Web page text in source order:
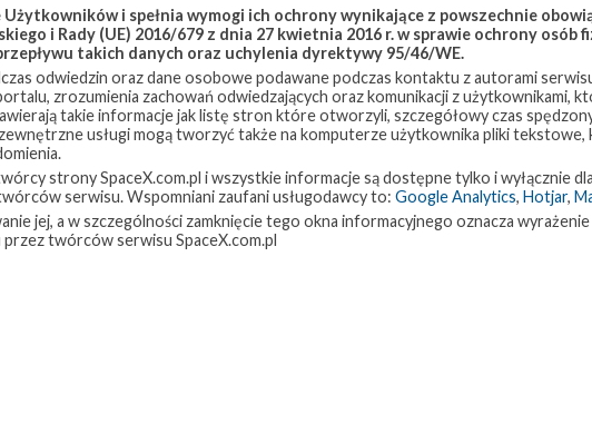
testu statycznego dobiega końca. Stwierdził, że
testu systemu ewakuacji w czasie lotu w październiku lub listopadzie.
uda się przeprowadzić pierwszy załogowy lot statku.
w McGregor w Teksasie przeprowadzono już test statyczny pierwszego
udział w misji załogowej. Teraz rakieta trafi na Florydę, gdzie zostanie
Dragon i ostatecznie przygotowana do lotu.
completed a static fire test today of the Falcon 9
Użytkowników i spełnia wymogi ich ochrony wynikające z powszechnie
i Rady (UE) 2016/679 z dnia 27 kwietnia 2016 r. w sprawie ochrony
takich danych oraz uchylenia dyrektywy 95/46/WE.
odwiedzin oraz dane osobowe podawane podczas kontaktu z autorami
zrozumienia zachowań odwiedzających oraz komunikacji z użytkownikami,
takie informacje jak listę stron które otworzyli, szczegółowy czas
usługi mogą tworzyć także na komputerze użytkownika pliki
strony SpaceX.com.pl i wszystkie informacje są dostępne tylko i wyłącznie
serwisu. Wspomniani zaufani usługodawcy to: Google Analytics, Hotjar,
jej, a w szczególności zamknięcie tego okna informacyjnego oznacza
twórców serwisu SpaceX.com.pl